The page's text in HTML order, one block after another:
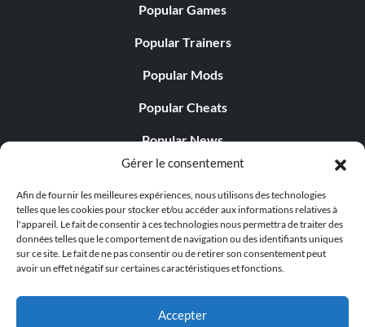
Gérer le consentement
Afin de fournir les meilleures expériences, nous utilisons des technologies
telles que les cookies pour stocker et/ou accéder aux informations relatives à
l'appareil. Le fait de consentir à ces technologies nous permettra de traiter des
données telles que le comportement de navigation ou des identifiants uniques
sur ce site. Le fait de ne pas consentir ou de retirer son consentement peut
avoir un effet négatif sur certaines caractéristiques et fonctions.
Accepter
Popular Games
Popular Trainers
Popular Mods
Popular Cheats
Popular News
Popular Editorials
Popular Free Games
LATEST UPDATES